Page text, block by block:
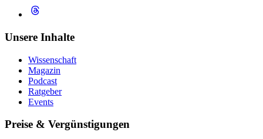
Unsere Inhalte
Wissenschaft
Magazin
Podcast
Ratgeber
Events
Preise & Vergünstigungen